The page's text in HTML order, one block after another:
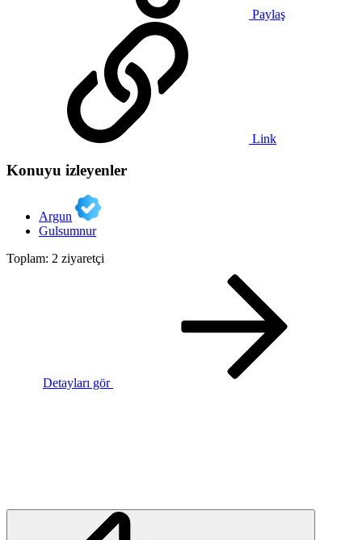
Paylaş
Link
Konuyu izleyenler
Argun
Gulsumnur
Toplam: 2 ziyaretçi
Detayları gör